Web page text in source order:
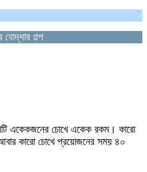
যোদ্ধার গল্প
একেকজনের চোখে একেক রকম। কারো
আবার কারো চোখে প্রয়োজনের সময় ৪০